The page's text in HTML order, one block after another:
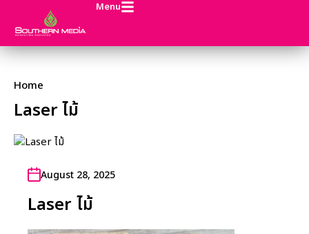
Menu
Home
Laser ไม้
August 28, 2025
Laser ไม้